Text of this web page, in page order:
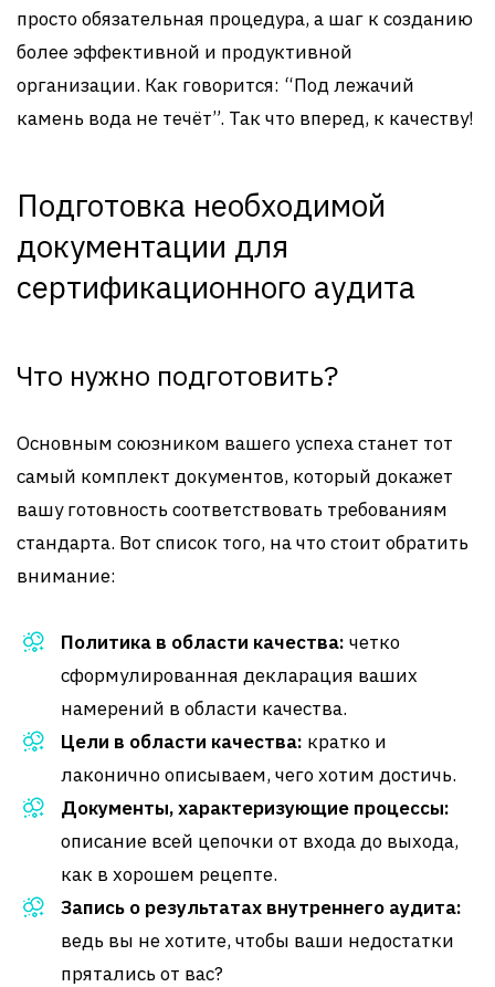
просто обязательная процедура, а шаг к созданию
более эффективной и продуктивной
организации. Как говорится: “Под лежачий
камень вода не течёт”. Так что вперед, к качеству!
Подготовка необходимой
документации для
сертификационного аудита
Что нужно подготовить?
Основным союзником вашего успеха станет тот
самый комплект документов, который докажет
вашу готовность соответствовать требованиям
стандарта. Вот список того, на что стоит обратить
внимание:
Политика в области качества: четко
сформулированная декларация ваших
намерений в области качества.
Цели в области качества: кратко и
лаконично описываем, чего хотим достичь.
Документы, характеризующие процессы:
описание всей цепочки от входа до выхода,
как в хорошем рецепте.
Запись о результатах внутреннего аудита:
ведь вы не хотите, чтобы ваши недостатки
прятались от вас?